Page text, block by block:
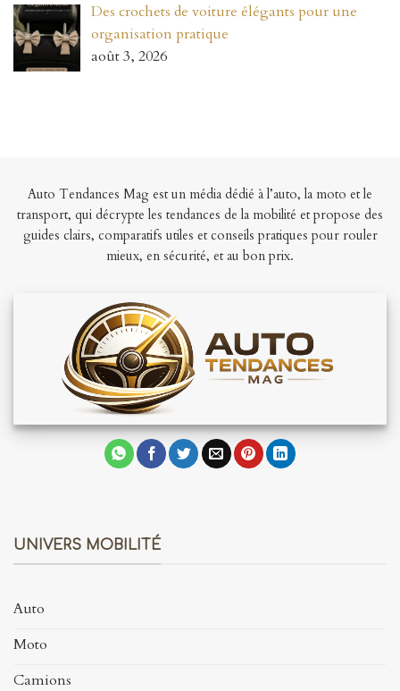
Des crochets de voiture élégants pour une
organisation pratique
août 3, 2026
Auto Tendances Mag est un média dédié à l’auto, la moto et le
transport, qui décrypte les tendances de la mobilité et propose des
guides clairs, comparatifs utiles et conseils pratiques pour rouler
mieux, en sécurité, et au bon prix.
UNIVERS MOBILITÉ
Auto
Moto
Camions